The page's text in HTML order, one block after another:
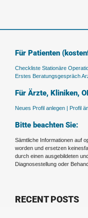
Für Patienten
Checkliste Stationäre
Erstes Beratungsgespräch
Für Ärzte, Kliniken,
Neues Profil anlegen | Profil
Bitte beachten Sie:
Sämtliche Informationen auf
worden und ersetzen
durch einen ausgebildeten
Diagnosestellung oder
RECENT POSTS